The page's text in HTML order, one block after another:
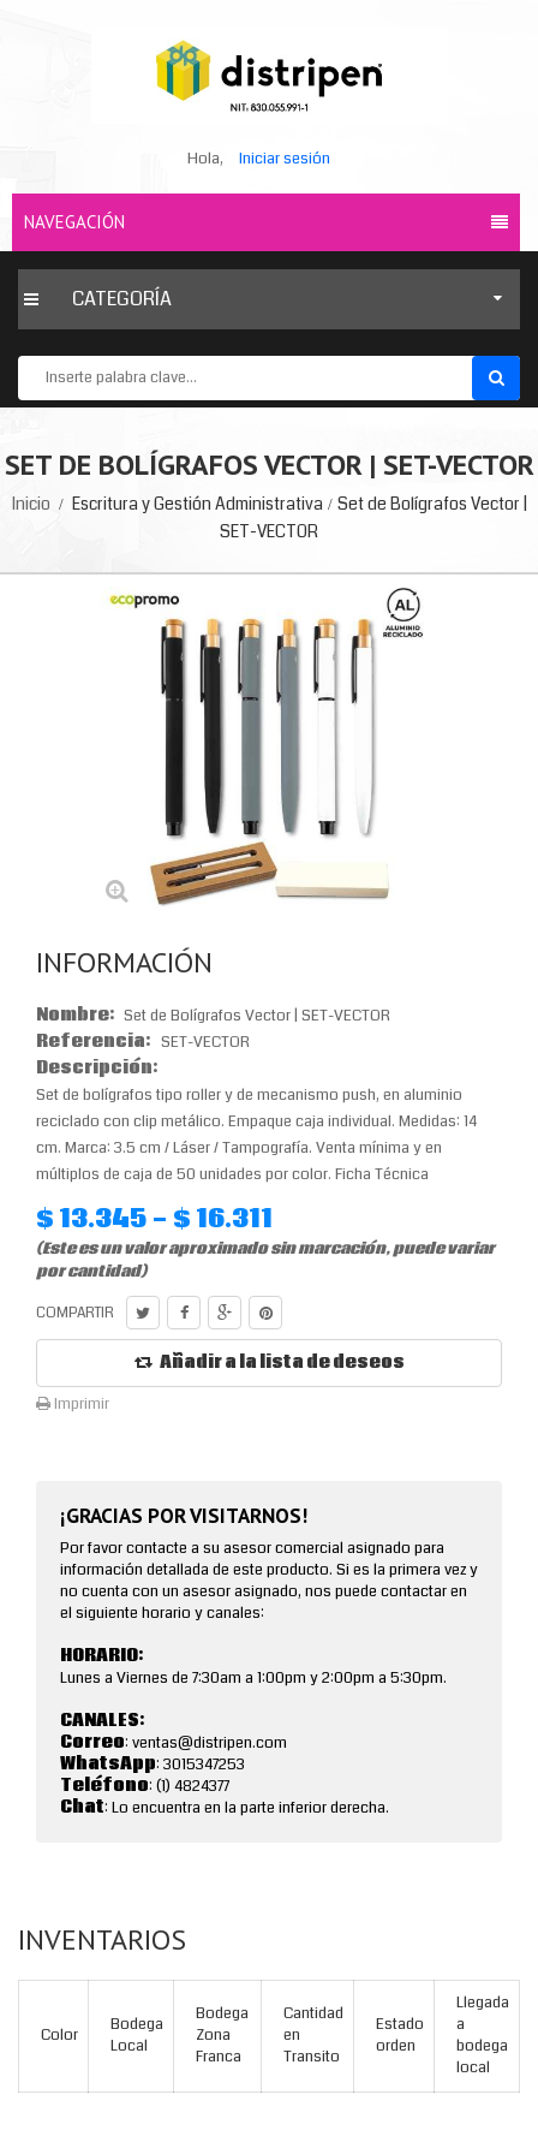
Hola, Iniciar sesión
NAVEGACIÓN
CATEGORÍA
SET DE BOLÍGRAFOS VECTOR | SET-VECTOR
Inicio Escritura y Gestión Administrativa
Set de Bolígrafos Vector |
SET-VECTOR
INFORMACIÓN
Nombre: Set de Bolígrafos Vector | SET-VECTOR
Referencia: SET-VECTOR
Descripción:
Set de bolígrafos tipo roller y de mecanismo push, en aluminio
reciclado con clip metálico. Empaque caja individual. Medidas: 14
cm. Marca: 3.5 cm / Láser / Tampografía. Venta mínima y en
múltiplos de caja de 50 unidades por color. Ficha Técnica
$ 13.345 - $ 16.311
(Este es un valor aproximado sin marcación, puede variar
por cantidad)
COMPARTIR
Añadir a la lista de deseos
Imprimir
¡GRACIAS POR VISITARNOS!
Por favor contacte a su asesor comercial asignado para
información detallada de este producto. Si es la primera vez y
no cuenta con un asesor asignado, nos puede contactar en
el siguiente horario y canales:
HORARIO:
Lunes a Viernes de 7:30am a 1:00pm y 2:00pm a 5:30pm.
CANALES:
Correo: ventas@distripen.com
WhatsApp: 3015347253
Teléfono: (1) 4824377
Chat: Lo encuentra en la parte inferior derecha.
INVENTARIOS
Color
Bodega
Local
Bodega
Zona
Franca
Cantidad
en
Transito
Estado
orden
Llegada
a
bodega
local